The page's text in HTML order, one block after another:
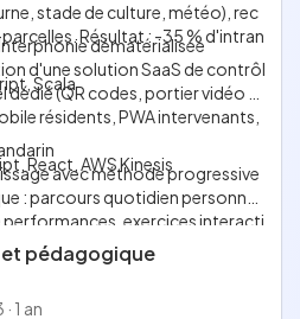
stade de culture, météo), rec
Résultat : -35 % d'intran
Scala
dématérialisée
d'une solution SaaS de contrôl
dédié (QR codes, portier vidéo su
résidents, PWA intervenants,
React, AWS Kinesis
avec méthode progressive
: parcours quotidien personnali
performances, exercices interacti
Intégration IBM Wat
l'évaluation de la prononciati
pédagogique
1 an